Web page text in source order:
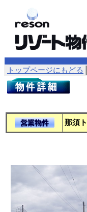
トップページにもどる
那須